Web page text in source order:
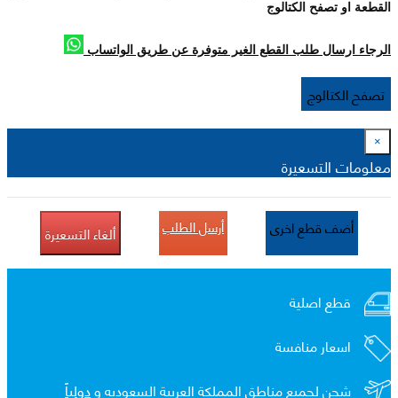
القطعة او تصفح الكتالوج
الرجاء ارسال طلب القطع الغير متوفرة عن طريق الواتساب
تصفح الكتالوج
×
معلومات التسعيرة
أضف قطع اخرى أرسل الطلب ألغاء التسعيرة
قطع اصلية
اسعار منافسة
شحن لجميع مناطق المملكة العربية السعوديه ودولياً